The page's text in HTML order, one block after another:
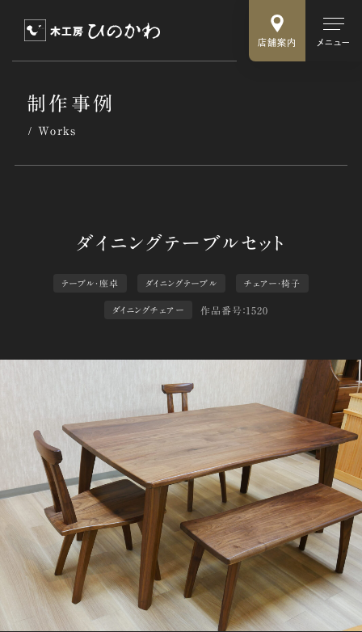
店舗案内 メニュー
制作事例
Works
テーブル・座卓 ダイニングテーブル チェアー・椅子
ダイニングチェアー 作品番号：1520